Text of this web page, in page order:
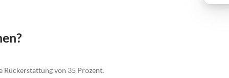
Rückerstattung von 35 Prozent.